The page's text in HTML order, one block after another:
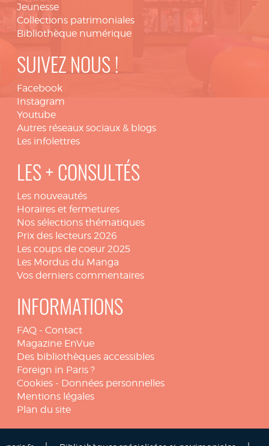
Jeunesse
Collections patrimoniales
Bibliothèque numérique
SUIVEZ NOUS !
Facebook
Instagram
Youtube
Autres réseaux sociaux & blogs
Les infolettres
LES + CONSULTÉS
Les nouveautés
Horaires et fermetures
Nos sélections thématiques
Prix des lecteurs 2026
Les coups de coeur 2025
Les Mordus du Manga
Vos derniers commentaires
INFORMATIONS
FAQ - Contact
Magazine EnVue
Des bibliothèques accessibles
Foreign in Paris ?
Cookies - Données personnelles
Mentions légales
Plan du site